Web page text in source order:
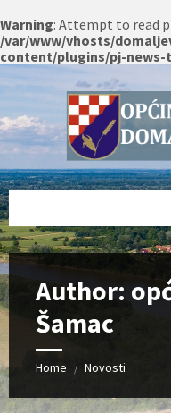
Warning: Attempt to read
/var/www/vhosts/
content/plugins/pj-
Skip
to
Skip
to
sidebar
Skip
to
sidebar
Skip
to
Author:
Šamac
Home / Novosti